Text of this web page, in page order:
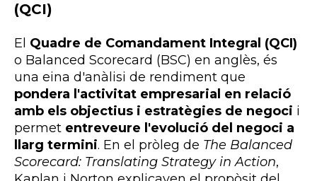
(QCI)
El Quadre de Comandament Integral (QCI)
o Balanced Scorecard (BSC) en anglès, és
una eina d'anàlisi de rendiment que
pondera l'activitat empresarial en relació
amb els objectius i estratègies de negoci i
permet entreveure l'evolució del negoci a
llarg termini. En el pròleg de The Balanced
Scorecard: Translating Strategy in Action,